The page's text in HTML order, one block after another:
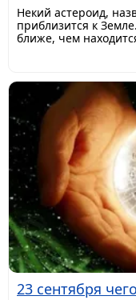
​Некий астероид,
приблизится к
ближе, чем
23 сентября